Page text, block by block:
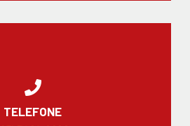
TELEFONE